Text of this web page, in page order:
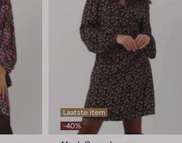
Laatste item
-40%